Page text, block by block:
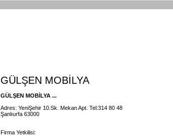
GÜLŞEN MOBİLYA
GÜLŞEN MOBİLYA ...
Adres: YeniŞehir 10.Sk. Mekan Apt. Tel:314 80 48
Şanlıurfa 63000
Firma Yetkilisi: